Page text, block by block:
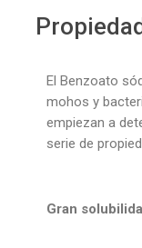
El Benzoato
mohos y
empiezan a
serie de
Gran